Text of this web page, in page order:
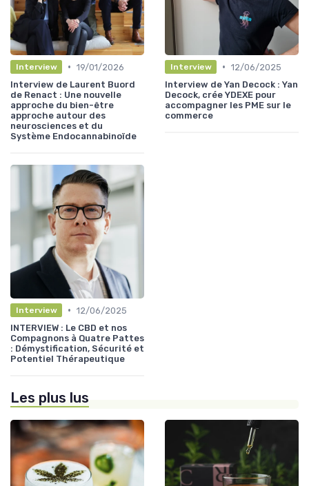
Interview • 19/01/2026
Interview de Laurent Buord
de Renact : Une nouvelle
approche du bien-être
approche autour des
neurosciences et du
Système Endocannabinoïde
Interview • 12/06/2025
Interview de Yan Decock : Yan
Decock, crée YDEXE pour
accompagner les PME sur le
commerce
Interview • 12/06/2025
INTERVIEW : Le CBD et nos
Compagnons à Quatre Pattes
: Démystification, Sécurité et
Potentiel Thérapeutique
Les plus lus